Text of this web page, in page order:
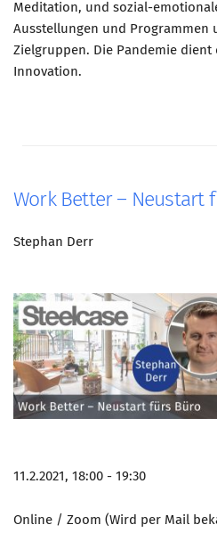
MITGLIEDSCHAFT
Meditation, und sozial-
Ausstellungen und Programmen
Zielgruppen. Die Pandemie
Innovation.
Work Better – Neustart
Stephan Derr
11.2.2021, 18:00 - 19:30
Online / Zoom (Wird per Mail